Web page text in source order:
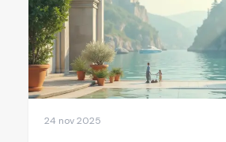
24 nov 2025